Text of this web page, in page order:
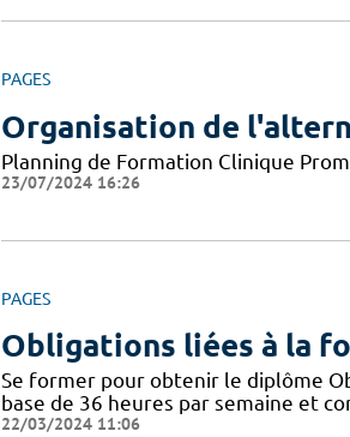
PAGES
Organisation de
Planning de Formation Clinique
23/07/2024 16:26
PAGES
Obligations liées à la
Se former pour obtenir le diplôme
base de 36 heures par semaine et
22/03/2024 11:06